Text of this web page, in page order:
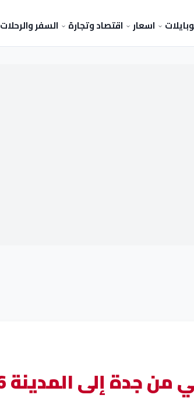
اسعار اقتصاد وتجارة السفر والرحلات
جدة إلى المدينة 2026